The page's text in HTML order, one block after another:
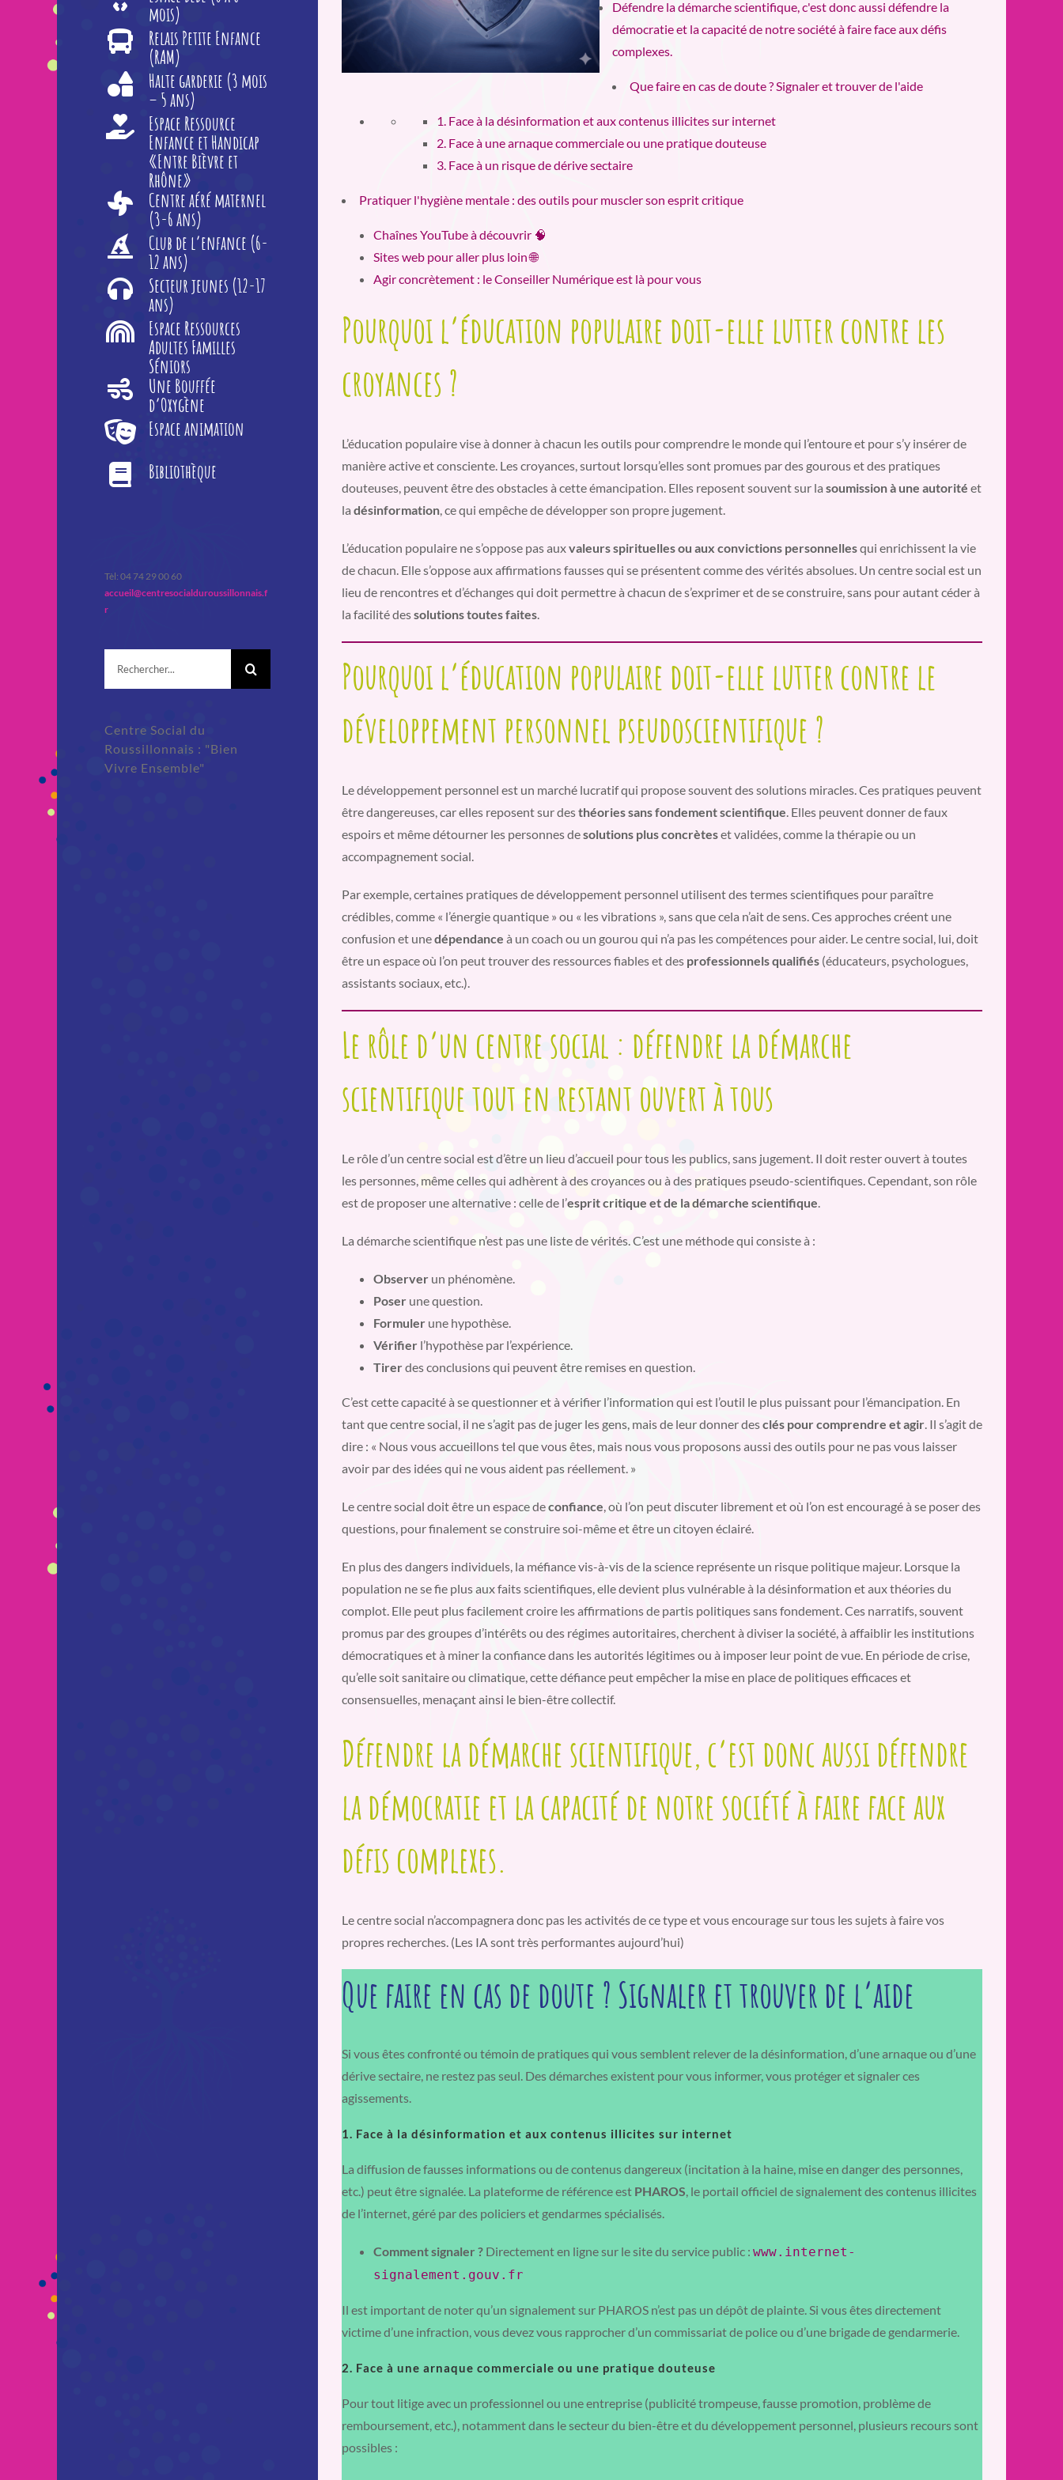
mois)
Relais Petite Enfance
(RAM)
Halte garderie (3 mois
– 5 ans)
Espace Ressource
Enfance et Handicap
«Entre Bièvre et
Rhône»
Centre aéré maternel
(3-6 ans)
Club de l’enfance (6-
12 ans)
Secteur jeunes (12-17
ans)
Espace Ressources
Adultes Familles
Séniors
Une Bouffée
d’Oxygène
Espace animation
Bibliothèque
Tèl: 04 74 29 00 60
accueil@centresocialduroussillonnais.f
r
Centre Social du
Roussillonnais : "Bien
Vivre Ensemble"
Défendre la démarche scientifique, c'est donc aussi défendre la
démocratie et la capacité de notre société à faire face aux défis
complexes.
Que faire en cas de doute ? Signaler et trouver de l'aide
1. Face à la désinformation et aux contenus illicites sur internet
2. Face à une arnaque commerciale ou une pratique douteuse
3. Face à un risque de dérive sectaire
Pratiquer l'hygiène mentale : des outils pour muscler son esprit critique
Chaînes YouTube à découvrir 🧠
Sites web pour aller plus loin 🌐
Agir concrètement : le Conseiller Numérique est là pour vous
Pourquoi l’éducation populaire doit-elle lutter contre les
croyances ?
L’éducation populaire vise à donner à chacun les outils pour comprendre le monde qui l’entoure et pour s’y insérer de
manière active et consciente. Les croyances, surtout lorsqu’elles sont promues par des gourous et des pratiques
douteuses, peuvent être des obstacles à cette émancipation. Elles reposent souvent sur la soumission à une autorité et
la désinformation , ce qui empêche de développer son propre jugement.
L’éducation populaire ne s’oppose pas auxvaleurs spirituelles ou aux convictions personnellesqui enrichissent la vie
de chacun. Elle s’oppose aux affirmations fausses qui se présentent comme des vérités absolues. Un centre social est un
lieu de rencontres et d’échanges qui doit permettre à chacun de s’exprimer et de se construire, sans pour autant céder à
la facilité dessolutions toutes faites
Pourquoi l’éducation populaire doit-elle lutter contre le
développement personnel pseudoscientifique ?
Le développement personnel est un marché lucratif qui propose souvent des solutions miracles. Ces pratiques peuvent
être dangereuses, car elles reposent sur desthéories sans fondement scientifique . Elles peuvent donner de faux
espoirs et même détourner les personnes desolutions plus concrèteset validées, comme la thérapie ou un
accompagnement social.
Par exemple, certaines pratiques de développement personnel utilisent des termes scientifiques pour paraître
crédibles, comme « l’énergie quantique » ou « les vibrations », sans que cela n’ait de sens. Ces approches créent une
confusion et unedépendance à un coach ou un gourou qui n’a pas les compétences pour aider. Le centre social, lui, doit
être un espace où l’on peut trouver des ressources fiables et des professionnels qualifiés (éducateurs, psychologues,
assistants sociaux, etc.).
Le rôle d’un centre social : défendre la démarche
scientifique tout en restant ouvert à tous
Le rôle d’un centre social est d’être un lieu d’accueil pour tous les publics, sans jugement. Il doit rester ouvert à toutes
les personnes, même celles qui adhèrent à des croyances ou à des pratiques pseudo-scientifiques. Cependant, son rôle
est de proposer une alternative : celle de l’esprit critique et de la démarche scientifique
La démarche scientifique n’est pas une liste de vérités. C’est une méthode qui consiste à :
Observer un phénomène.
Poser une question.
Formuler une hypothèse.
Vérifier l’hypothèse par l’expérience.
Tirerdes conclusions qui peuvent être remises en question.
C’est cette capacité à se questionner et à vérifier l’information qui est l’outil le plus puissant pour l’émancipation. En
tant que centre social, il ne s’agit pas de juger les gens, mais de leur donner desclés pour comprendre et agir . Il s’agit de
dire : « Nous vous accueillons tel que vous êtes, mais nous vous proposons aussi des outils pour ne pas vous laisser
avoir par des idées qui ne vous aident pas réellement. »
Le centre social doit être un espace deconfiance , où l’on peut discuter librement et où l’on est encouragé à se poser des
questions, pour finalement se construire soi-même et être un citoyen éclairé.
En plus des dangers individuels, la méfiance vis-à-vis de la science représente un risque politique majeur. Lorsque la
population ne se fie plus aux faits scientifiques, elle devient plus vulnérable à la désinformation et aux théories du
complot. Elle peut plus facilement croire les affirmations de partis politiques sans fondement. Ces narratifs, souvent
promus par des groupes d’intérêts ou des régimes autoritaires, cherchent à diviser la société, à affaiblir les institutions
démocratiques et à miner la confiance dans les autorités légitimes ou à imposer leur point de vue. En période de crise,
qu’elle soit sanitaire ou climatique, cette défiance peut empêcher la mise en place de politiques efficaces et
consensuelles, menaçant ainsi le bien-être collectif.
Défendre la démarche scientifique, c’est donc aussi défendre
la démocratie et la capacité de notre société à faire face aux
défis complexes.
Le centre social n’accompagnera donc pas les activités de ce type et vous encourage sur tous les sujets à faire vos
propres recherches. (Les IA sont très performantes aujourd’hui)
Que faire en cas de doute ? Signaler et trouver de l’aide
Si vous êtes confronté ou témoin de pratiques qui vous semblent relever de la désinformation, d’une arnaque ou d’une
dérive sectaire, ne restez pas seul. Des démarches existent pour vous informer, vous protéger et signaler ces
agissements.
1. Face à la désinformation et aux contenus illicites sur internet
La diffusion de fausses informations ou de contenus dangereux (incitation à la haine, mise en danger des personnes,
etc.) peut être signalée. La plateforme de référence est PHAROS , le portail officiel de signalement des contenus illicites
de l’internet, géré par des policiers et gendarmes spécialisés.
Comment signaler ? Directement en ligne sur le site du service public : www.internet-
signalement.gouv.fr
Il est important de noter qu’un signalement sur PHAROS n’est pas un dépôt de plainte. Si vous êtes directement
victime d’une infraction, vous devez vous rapprocher d’un commissariat de police ou d’une brigade de gendarmerie.
2. Face à une arnaque commerciale ou une pratique douteuse
Pour tout litige avec un professionnel ou une entreprise (publicité trompeuse, fausse promotion, problème de
remboursement, etc.), notamment dans le secteur du bien-être et du développement personnel, plusieurs recours sont
possibles :